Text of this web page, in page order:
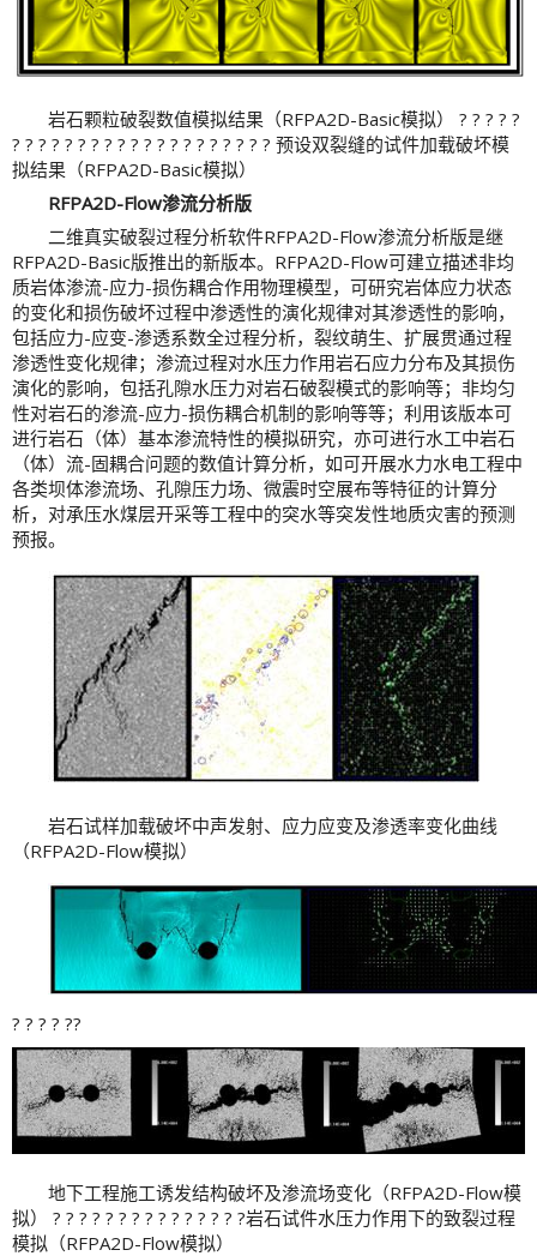
岩石颗粒破裂数值模拟结果（RFPA2D-Basic模拟） ? ? ? ? ?
? ? ? ? ? ? ? ? ? ? ? ? ? ? ? ? ? ? ? ? 预设双裂缝的试件加载破坏模
拟结果（RFPA2D-Basic模拟）
RFPA2D-Flow渗流分析版
二维真实破裂过程分析软件RFPA2D-Flow渗流分析版是继
RFPA2D-Basic版推出的新版本。RFPA2D-Flow可建立描述非均
质岩体渗流-应力-损伤耦合作用物理模型，可研究岩体应力状态
的变化和损伤破坏过程中渗透性的演化规律对其渗透性的影响，
包括应力-应变-渗透系数全过程分析，裂纹萌生、扩展贯通过程
渗透性变化规律；渗流过程对水压力作用岩石应力分布及其损伤
演化的影响，包括孔隙水压力对岩石破裂模式的影响等；非均匀
性对岩石的渗流-应力-损伤耦合机制的影响等等；利用该版本可
进行岩石（体）基本渗流特性的模拟研究，亦可进行水工中岩石
（体）流-固耦合问题的数值计算分析，如可开展水力水电工程中
各类坝体渗流场、孔隙压力场、微震时空展布等特征的计算分
析，对承压水煤层开采等工程中的突水等突发性地质灾害的预测
预报。
岩石试样加载破坏中声发射、应力应变及渗透率变化曲线
（RFPA2D-Flow模拟）
? ? ? ? ??
地下工程施工诱发结构破坏及渗流场变化（RFPA2D-Flow模
拟） ? ? ? ? ? ? ? ? ? ? ? ? ? ? ?岩石试件水压力作用下的致裂过程
模拟（RFPA2D-Flow模拟）